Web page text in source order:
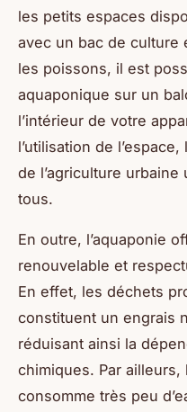
les petits espaces
avec un bac de culture
les poissons, il est
aquaponique sur un
l’intérieur de votre
l’utilisation de
de l’agriculture
tous.
En outre, l’aquaponie
renouvelable et
En effet, les déchets
constituent un engrais
réduisant ainsi la
chimiques. Par
consomme très peu